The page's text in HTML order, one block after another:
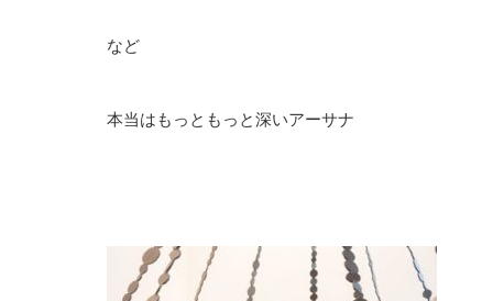
など
本当はもっともっと深いアーサナ